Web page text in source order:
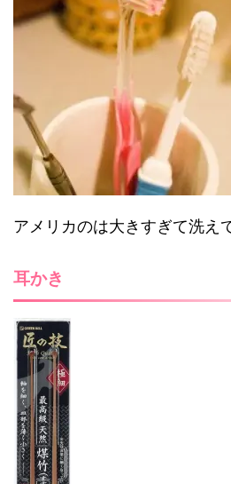
アメリカのは大きすぎて洗え
耳かき